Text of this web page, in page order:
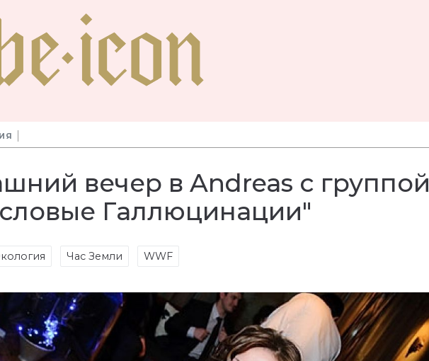
вечер в Andreas с группой
Галлюцинации"
Час Земли WWF